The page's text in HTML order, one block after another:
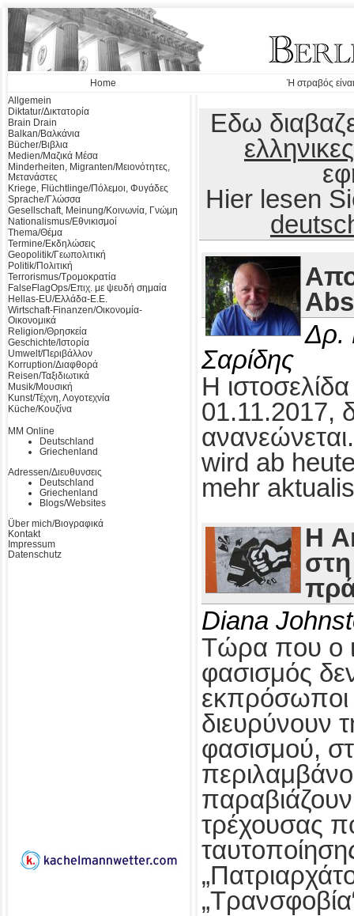
Home
Ή στραβός
Allgemein
Diktatur/Δικτατορία
Brain Drain
Balkan/Βαλκάνια
Bücher/Βιβλια
Medien/Μαζικά Μέσα
Minderheiten, Migranten/Μειονότητες,
Μετανάστες
Kriege, Flüchtlinge/Πόλεμοι, Φυγάδες
Sprache/Γλώσσα
Gesellschaft, Meinung/Κοινωνία, Γνώμη
Nationalismus/Εθνικισμοί
Thema/Θέμα
Termine/Εκδηλώσεις
Geopolitik/Γεωπολιτική
Politik/Πολιτική
Terrorismus/Τρομοκρατία
FalseFlagOps/Επιχ. με ψευδή σημαία
Hellas-EU/Ελλάδα-Ε.Ε.
Wirtschaft-Finanzen/Οικονομία-
Οικονομικά
Religion/Θρησκεία
Geschichte/Ιστορία
Umwelt/Περιβάλλον
Korruption/Διαφθορά
Reisen/Ταξιδιωτικά
Musik/Μουσική
Kunst/Τέχνη, Λογοτεχνία
Küche/Κουζίνα
MM Online
Deutschland
Griechenland
Adressen/Διευθυνσεις
Deutschland
Griechenland
Blogs/Websites
Über mich/Βιογραφικά
Kontakt
Impressum
Datenschutz
Εδω
ελληνικες
Hier lesen
Δρ.
Σαρίδης
Η
01.11.2017,
wird ab
mehr
Η
Diana
Τώρα που ο
φασισμός
εκπρόσωποι
διευρύνουν
φασισμού,
τρέχουσας